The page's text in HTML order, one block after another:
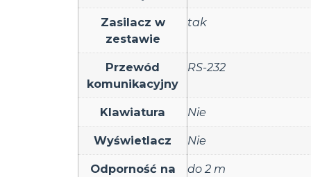
Zasilacz w
zestawie
tak
Przewód
komunikacyjny
RS-232
Klawiatura Nie
Wyświetlacz Nie
Odporność na
do 2 m